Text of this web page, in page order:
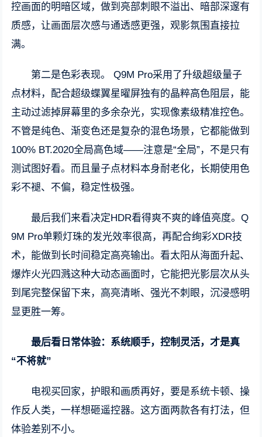
控画面的明暗区域，做到亮部刺眼不溢出、暗部深邃有
质感，让画面层次感与通透感更强，观影氛围直接拉
满。
第二是色彩表现。 Q9M Pro采用了升级超级量子
点材料，配合超级蝶翼星曜屏独有的晶粹高色阻层，能
主动过滤掉屏幕里的多余杂光，实现像素级精准控色。
不管是纯色、渐变色还是复杂的混色场景，它都能做到
100% BT.2020全局高色域——注意是“全局”，不是只有
测试图好看。而且量子点材料本身耐老化，长期使用色
彩不褪、不偏，稳定性极强。
最后我们来看决定HDR看得爽不爽的峰值亮度。Q
9M Pro单颗灯珠的发光效率很高，再配合绚彩XDR技
术，能做到长时间稳定高亮输出。看太阳从海面升起、
爆炸火光四溅这种大动态画面时，它能把光影层次从头
到尾完整保留下来，高亮清晰、强光不刺眼，沉浸感明
显更胜一筹。
最后看日常体验：系统顺手，控制灵活，才是真
“不将就”
电视买回家，护眼和画质再好，要是系统卡顿、操
作反人类，一样想砸遥控器。这方面两款各有打法，但
体验差别不小。